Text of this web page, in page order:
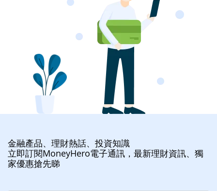
金融產品、理財熱話、投資知識
立即訂閱MoneyHero電子通訊，最新理財資訊、獨
家優惠搶先睇